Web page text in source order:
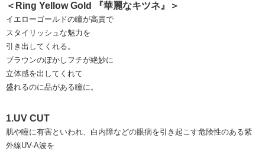
＜Ring Yellow Gold 『華麗なキツネ』＞
イエローゴールドの瞳が高貴で
スタイリッシュな魅力を
引き出してくれる。
ブラウンのぼかしフチが絶妙に
立体感を出してくれて
盛れるのに品がある瞳に。
1.UV CUT
肌や瞳に有害といわれ、白内障などの眼病を引き起こす危険性のある紫
外線UV-A波を